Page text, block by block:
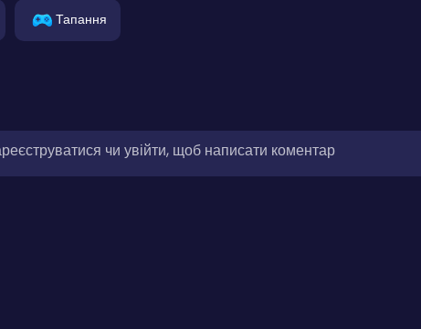
Тапання
чи увійти, щоб написати коментар